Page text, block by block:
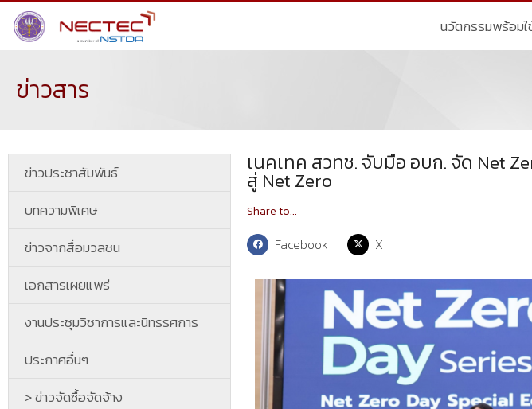
นวัตกรรมพร้อม
ข่าวสาร
ข่าวประชาสัมพันธ์
บทความพิเศษ
ข่าวจากสื่อมวลชน
เอกสารเผยแพร่
งานประชุมวิชาการและนิทรรศการ
ประกาศอื่นๆ
> ข่าวจัดซื้อจัดจ้าง
เนคเทค สวทช. จับมือ อบก. จัด Net
สู่ Net Zero
Share to...
Facebook X